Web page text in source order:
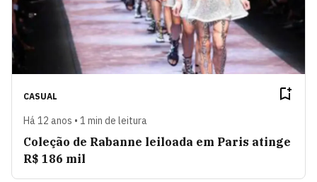
CASUAL
Há 12 anos • 1 min de leitura
Coleção de Rabanne leiloada em Paris atinge
R$ 186 mil